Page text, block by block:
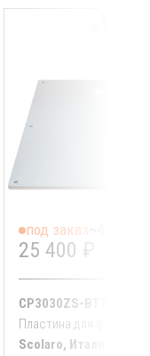
под заказ
25 400 ₽
CP3030ZS-BTT55
Scolaro, Италия